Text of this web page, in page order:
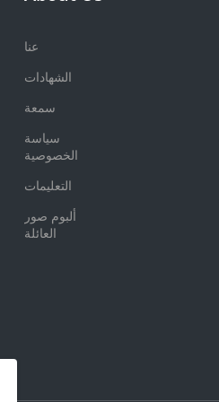
عنا
الشهادات
سمعة
سياسة
الخصوصية
التعليمات
ألبوم صور
العائلة